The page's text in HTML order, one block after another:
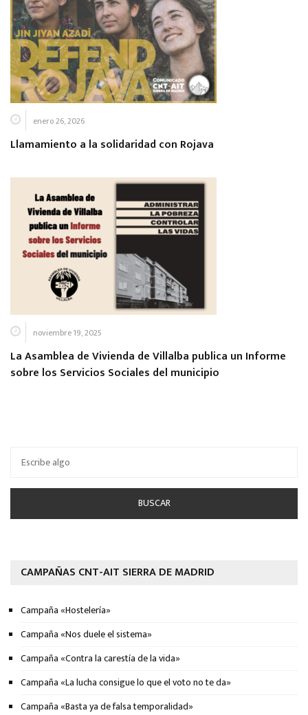
enero 26, 2026
Llamamiento a la solidaridad con Rojava
noviembre 19, 2025
La Asamblea de Vivienda de Villalba publica un Informe
sobre los Servicios Sociales del municipio
CAMPAÑAS CNT-AIT SIERRA DE MADRID
Campaña «Hostelería»
Campaña «Nos duele el sistema»
Campaña «Contra la carestía de la vida»
Campaña «La lucha consigue lo que el voto no te da»
Campaña «Basta ya de falsa temporalidad»